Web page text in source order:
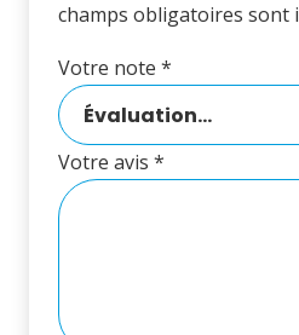
champs obligatoires sont
Votre note *
Votre avis *